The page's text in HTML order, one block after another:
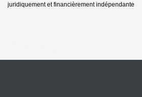
juridiquement et financièrement indépendante